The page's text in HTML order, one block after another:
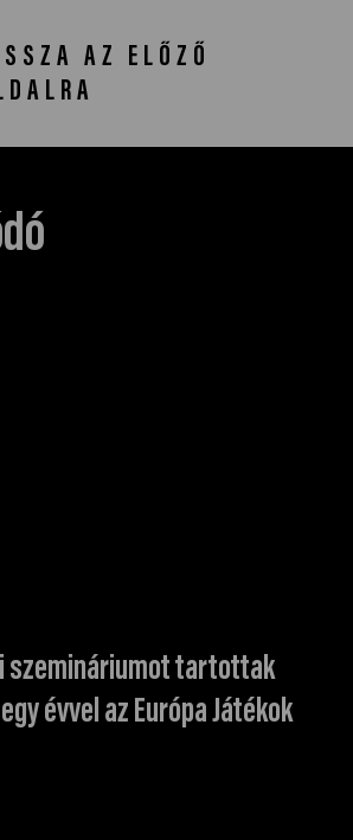
AZ ELŐZŐ
szemináriumot tartottak
évvel az Európa Játékok